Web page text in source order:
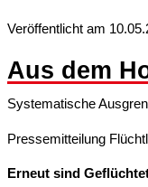
Veröffentlicht am
Aus dem
Systematische
Pressemitteilung
Erneut sind